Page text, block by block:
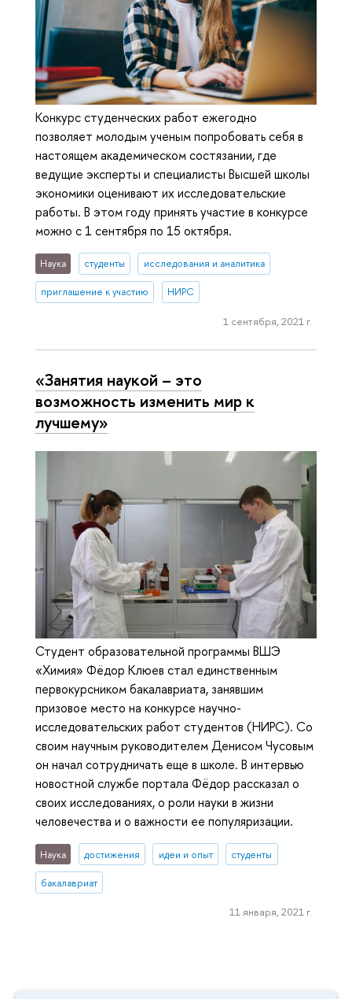
Конкурс студенческих работ ежегодно
позволяет молодым ученым попробовать себя в
настоящем академическом состязании, где
ведущие эксперты и специалисты Высшей школы
экономики оценивают их исследовательские
работы. В этом году принять участие в конкурсе
можно с 1 сентября по 15 октября.
Наука студенты исследования и аналитика
приглашение к участию НИРС
1 сентября, 2021 г.
«Занятия наукой – это
возможность изменить мир к
лучшему»
Студент образовательной программы ВШЭ
«Химия» Фёдор Клюев стал единственным
первокурсником бакалавриата, занявшим
призовое место на конкурсе научно-
исследовательских работ студентов (НИРС). Со
своим научным руководителем Денисом Чусовым
он начал сотрудничать еще в школе. В интервью
новостной службе портала Фёдор рассказал о
своих исследованиях, о роли науки в жизни
человечества и о важности ее популяризации.
Наука достижения идеи и опыт студенты
бакалавриат
11 января, 2021 г.